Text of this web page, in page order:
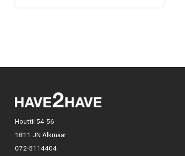
Houttil 54-56
1811 JN Alkmaar
072-5114404